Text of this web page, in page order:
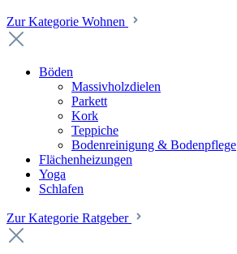
Zur Kategorie Wohnen
Böden
Massivholzdielen
Parkett
Kork
Teppiche
Bodenreinigung & Bodenpflege
Flächenheizungen
Yoga
Schlafen
Zur Kategorie Ratgeber